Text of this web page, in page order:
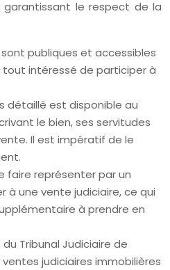
garantissant le respect de la
publiques et accessibles
intéressé de participer à
détaillé est disponible au
le bien, ses servitudes
Il est impératif de le
faire représenter par un
à une vente judiciaire, ce qui
à prendre en
Tribunal Judiciaire de
ventes judiciaires immobilières